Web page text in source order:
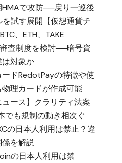
HMAで攻防──戻り一巡後
試す展開【仮想通貨チ
、ETH、TAKE
査制度を検討──暗号資
は対象か
ドRedotPayの特徴や使
理カードが作成可能
ュース】クラリティ法案
でも規制の動き相次ぐ
の日本人利用は禁止？違
を解説
の日本人利用は禁